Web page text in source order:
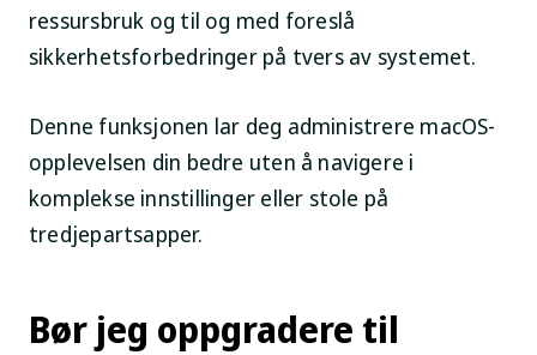
ressursbruk og til og med foreslå
sikkerhetsforbedringer på tvers av systemet.
Denne funksjonen lar deg administrere macOS-
opplevelsen din bedre uten å navigere i
komplekse innstillinger eller stole på
tredjepartsapper.
Bør jeg oppgradere til